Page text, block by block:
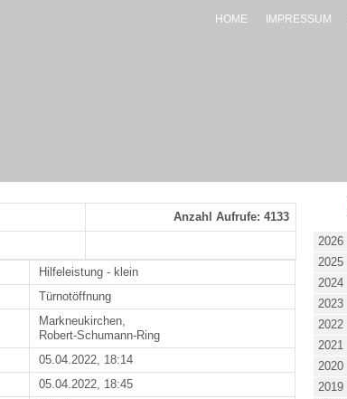
HOME IMPRESSUM
Anzahl Aufrufe: 4133
Hilfeleistung - klein
Türnotöffnung
Markneukirchen,
Robert-Schumann-Ring
05.04.2022, 18:14
05.04.2022, 18:45
2026
2025
2024
2023
2022
2021
2020
2019